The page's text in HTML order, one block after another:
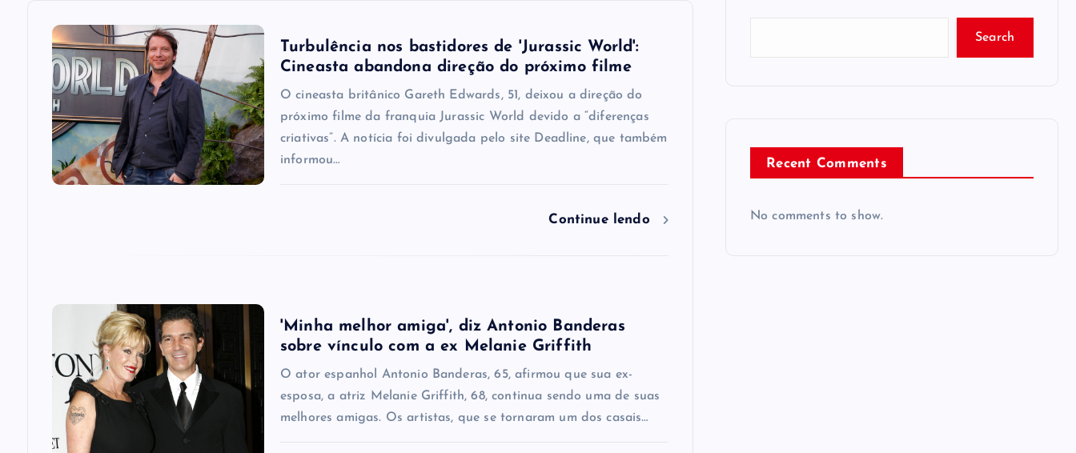
Turbulência nos bastidores de 'Jurassic World':
Cineasta abandona direção do próximo filme
O cineasta britânico Gareth Edwards, 51, deixou a direção do
próximo filme da franquia Jurassic World devido a “diferenças
criativas”. A notícia foi divulgada pelo site Deadline, que também
informou…
Continue lendo
'Minha melhor amiga', diz Antonio Banderas
sobre vínculo com a ex Melanie Griffith
O ator espanhol Antonio Banderas, 65, afirmou que sua ex-
esposa, a atriz Melanie Griffith, 68, continua sendo uma de suas
melhores amigas. Os artistas, que se tornaram um dos casais…
Search
Recent Comments
No comments to show.